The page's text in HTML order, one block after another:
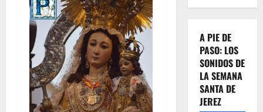
A PIE DE
PASO: LOS
SONIDOS DE
LA SEMANA
SANTA DE
JEREZ